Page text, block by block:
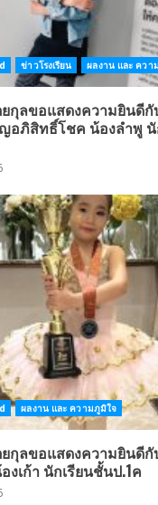
ข่าวโรงเรียน ผลงาน และ ควา
ยกุลขอแสดงความยินดี
อภิสิทธิ์โชค น้องลำพู นั
ผลงาน และ ความภูมิใจ
ยกุลขอแสดงความยินดี
เก้า นักเรียนชั้นป.1ค